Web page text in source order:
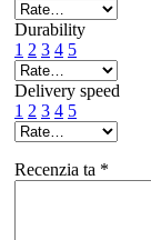
Durability
1 2 3 4 5
Delivery speed
1 2 3 4 5
Recenzia ta *